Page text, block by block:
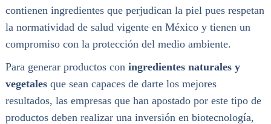
contienen ingredientes que perjudican la piel pues respetan
la normatividad de salud vigente en México y tienen un
compromiso con la protección del medio ambiente.
Para generar productos con ingredientes naturales y
vegetalesque sean capaces de darte los mejores
resultados, las empresas que han apostado por este tipo de
productos deben realizar una inversión en biotecnología,